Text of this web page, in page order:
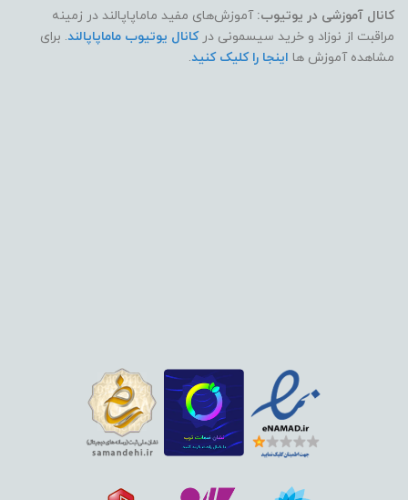
کانال آموزشی در یوتیوب: آموزش‌های مفید ماماپاپالند در زمینه
مراقبت از نوزاد و خرید سیسمونی درکانال یوتیوب ماماپاپالند. برای
مشاهده آموزش ها اینجا را کلیک کنید.